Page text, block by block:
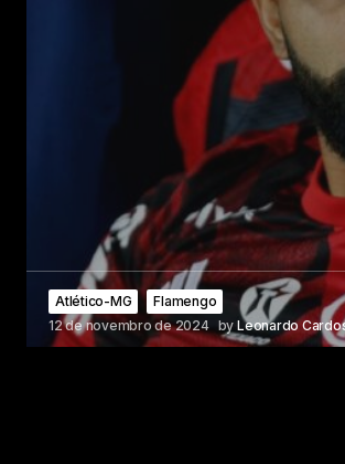
Atlético-MG
Flamengo
12 de novembro de 2024 by Leonardo